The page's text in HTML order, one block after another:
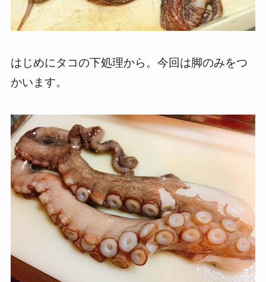
はじめにタコの下処理から。今回は脚のみをつ
かいます。